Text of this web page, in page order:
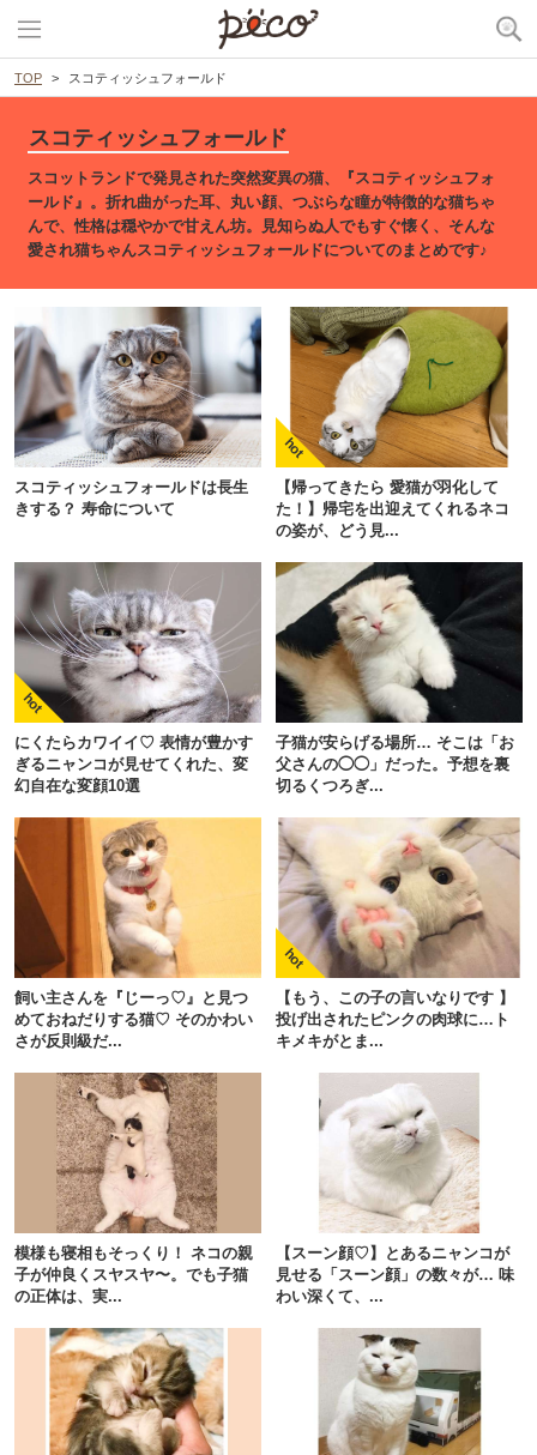
TOP スコティッシュフォールド
スコティッシュフォールド
スコットランドで発見された突然変異の猫、『スコティッシュフォ
ールド』。折れ曲がった耳、丸い顔、つぶらな瞳が特徴的な猫ちゃ
んで、性格は穏やかで甘えん坊。見知らぬ人でもすぐ懐く、そんな
愛され猫ちゃんスコティッシュフォールドについてのまとめです♪
スコティッシュフォールドは長生
きする？ 寿命について
【帰ってきたら 愛猫が羽化して
た！】帰宅を出迎えてくれるネコ
の姿が、どう見...
にくたらカワイイ♡ 表情が豊かす
ぎるニャンコが見せてくれた、変
幻自在な変顔10選
子猫が安らげる場所… そこは「お
父さんの◯◯」だった。予想を裏
切るくつろぎ...
飼い主さんを『じーっ♡』と見つ
めておねだりする猫♡ そのかわい
さが反則級だ...
【もう、この子の言いなりです 】
投げ出されたピンクの肉球に…ト
キメキがとま...
模様も寝相もそっくり！ ネコの親
子が仲良くスヤスヤ〜。でも子猫
の正体は、実...
【スーン顔♡】とあるニャンコが
見せる「スーン顔」の数々が… 味
わい深くて、...
PECOアプリをダウンロード済みの方